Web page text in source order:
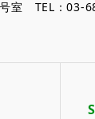
室 TEL：03-